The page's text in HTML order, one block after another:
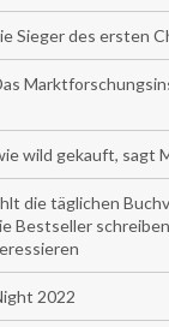
Sieger des ersten
wild gekauft, sagt
die täglichen
Bestseller
2022